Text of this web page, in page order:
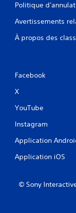
Politique
Avertissements
À propos des
Facebook
X
YouTube
Instagram
Application
Application iOS
© Sony